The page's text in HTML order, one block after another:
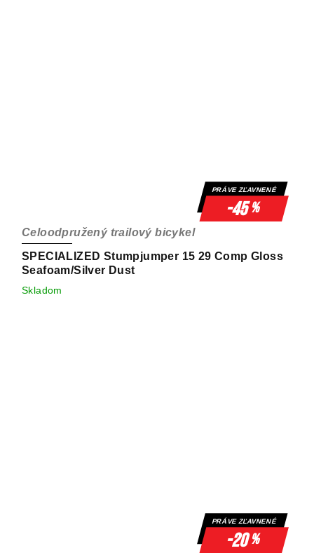
PRÁVE ZĽAVNENÉ
-45%
SPECIALIZED Stumpjumper 15 29 Comp Gloss
Seafoam/Silver Dust
Celoodpružený trailový bicykel
Skladom
PRÁVE ZĽAVNENÉ
-20%